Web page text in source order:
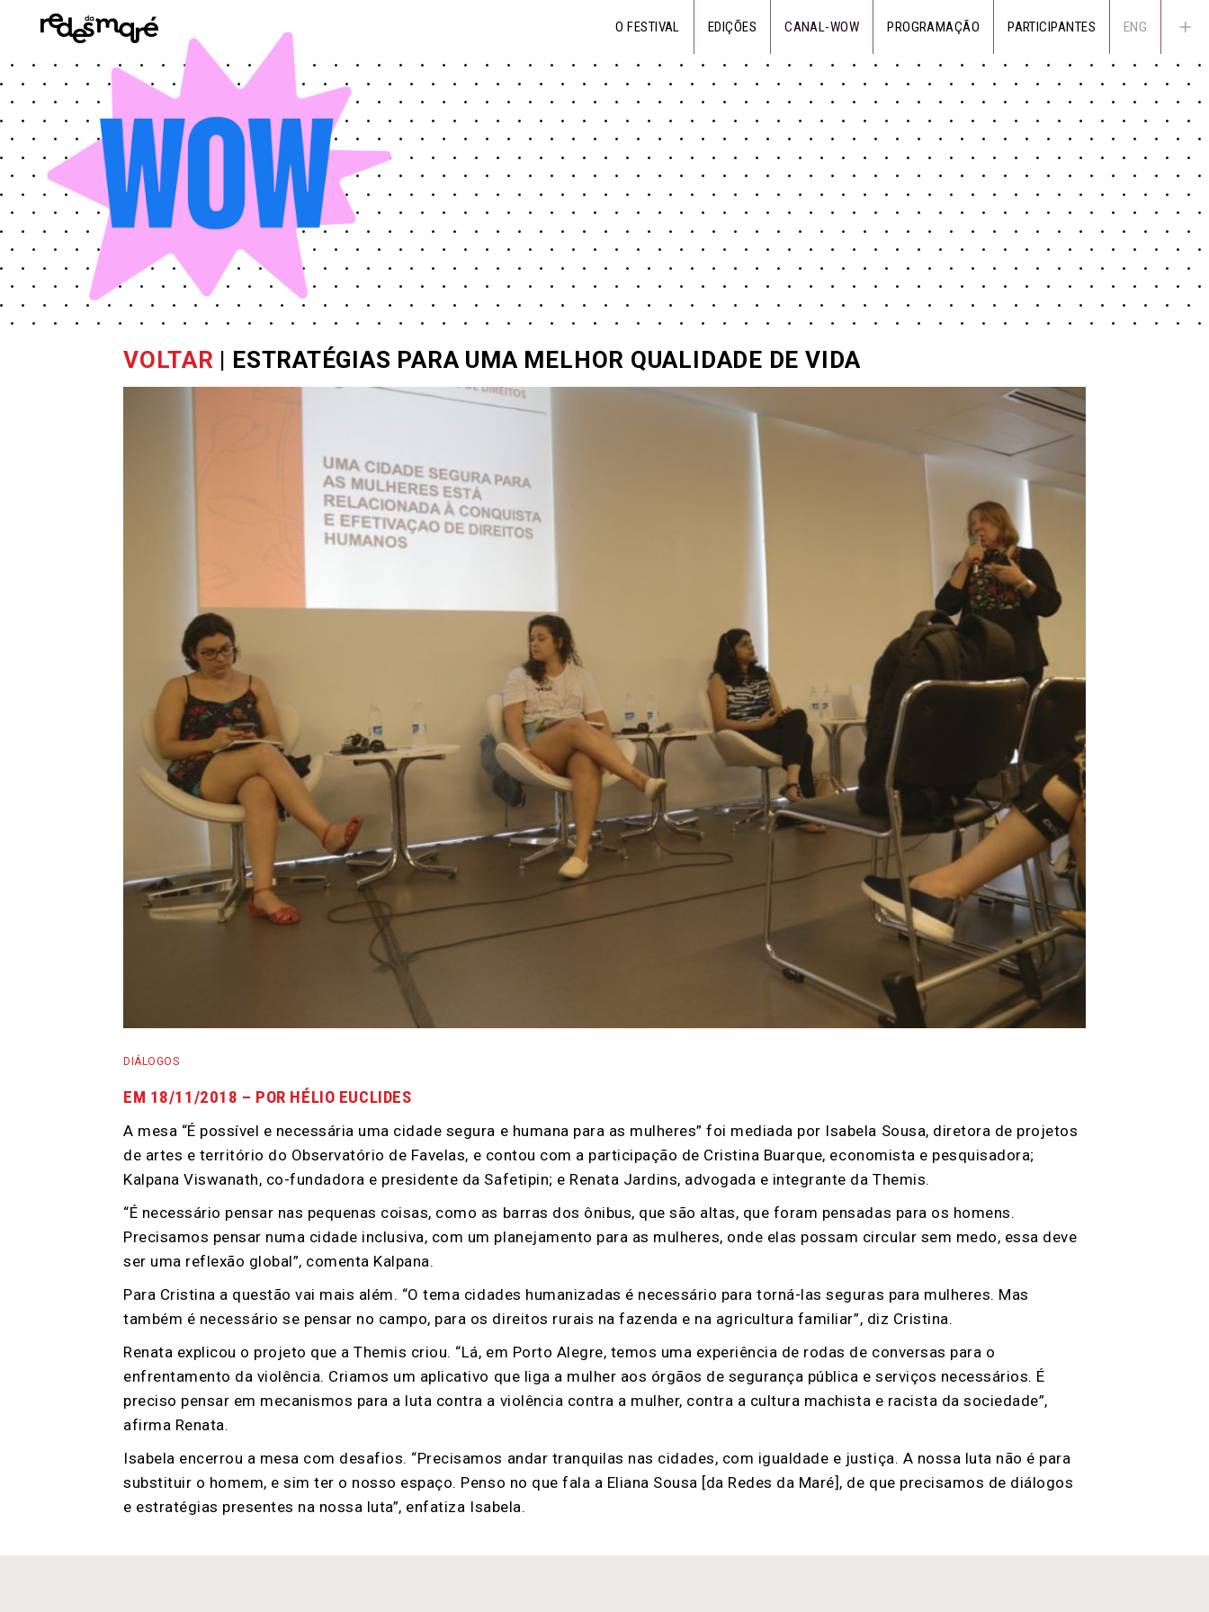
O FESTIVAL EDIÇÕES CANAL-WOW PROGRAMAÇÃO PARTICIPANTES ENG
VOLTAR | ESTRATÉGIAS PARA UMA MELHOR QUALIDADE DE VIDA
DIÁLOGOS
EM 18/11/2018 – POR HÉLIO EUCLIDES
A mesa “É possível e necessária uma cidade segura e humana para as mulheres” foi mediada por Isabela Sousa, diretora de projetos
de artes e território do Observatório de Favelas, e contou com a participação de Cristina Buarque, economista e pesquisadora;
Kalpana Viswanath, co-fundadora e presidente da Safetipin; e Renata Jardins, advogada e integrante da Themis.
“É necessário pensar nas pequenas coisas, como as barras dos ônibus, que são altas, que foram pensadas para os homens.
Precisamos pensar numa cidade inclusiva, com um planejamento para as mulheres, onde elas possam circular sem medo, essa deve
ser uma reflexão global”, comenta Kalpana.
Para Cristina a questão vai mais além. “O tema cidades humanizadas é necessário para torná-las seguras para mulheres. Mas
também é necessário se pensar no campo, para os direitos rurais na fazenda e na agricultura familiar”, diz Cristina.
Renata explicou o projeto que a Themis criou. “Lá, em Porto Alegre, temos uma experiência de rodas de conversas para o
enfrentamento da violência. Criamos um aplicativo que liga a mulher aos órgãos de segurança pública e serviços necessários. É
preciso pensar em mecanismos para a luta contra a violência contra a mulher, contra a cultura machista e racista da sociedade”,
afirma Renata.
Isabela encerrou a mesa com desafios. “Precisamos andar tranquilas nas cidades, com igualdade e justiça. A nossa luta não é para
substituir o homem, e sim ter o nosso espaço. Penso no que fala a Eliana Sousa [da Redes da Maré], de que precisamos de diálogos
e estratégias presentes na nossa luta”, enfatiza Isabela.